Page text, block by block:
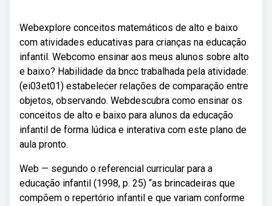
Webexplore conceitos matemáticos de alto e baixo
com atividades educativas para crianças na educação
infantil. Webcomo ensinar aos meus alunos sobre alto
e baixo? Habilidade da bncc trabalhada pela atividade:
(ei03et01) estabelecer relações de comparação entre
objetos, observando. Webdescubra como ensinar os
conceitos de alto e baixo para alunos da educação
infantil de forma lúdica e interativa com este plano de
aula pronto.
Web — segundo o referencial curricular para a
educação infantil (1998, p. 25) “as brincadeiras que
compõem o repertório infantil e que variam conforme